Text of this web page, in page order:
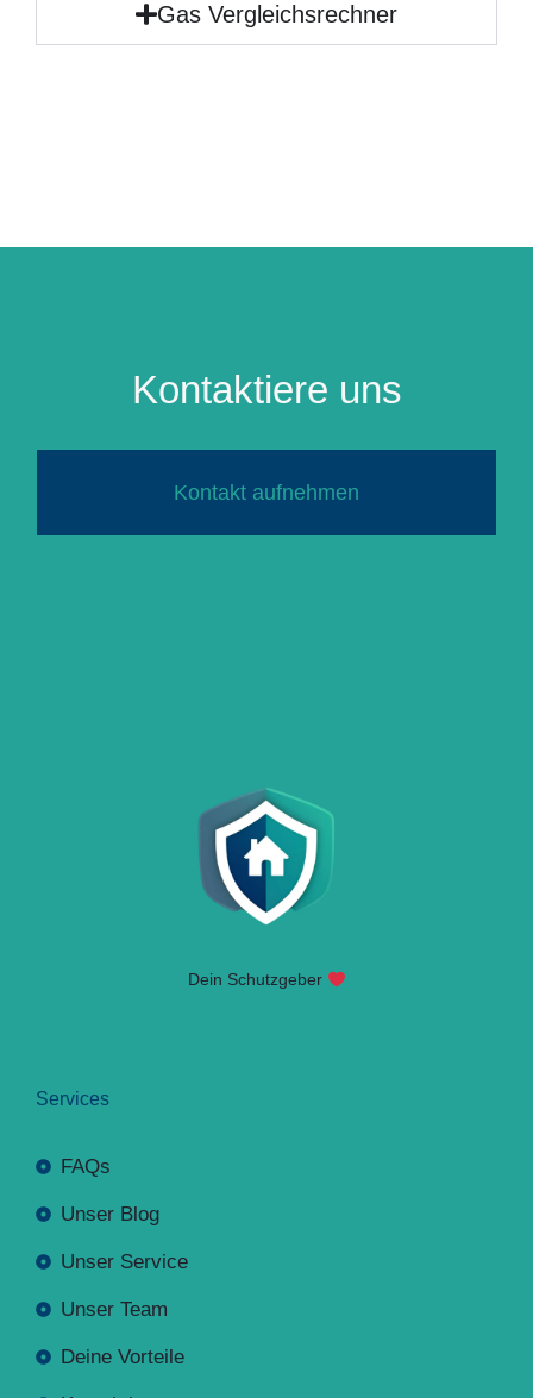
Gas Vergleichsrechner
Kontaktiere uns
Kontakt aufnehmen
Dein Schutzgeber
Services
FAQs
Unser Blog
Unser Service
Unser Team
Deine Vorteile